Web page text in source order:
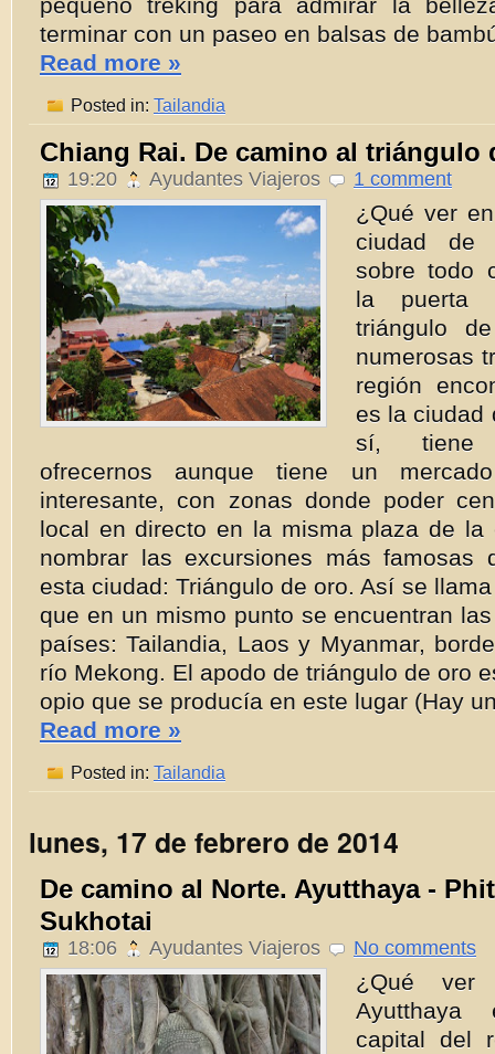
terminar con un paseo en balsas de
Read more »
Posted in: Tailandia
Chiang Rai. De camino al triángulo
19:20 Ayudantes Viajeros 1 comment
¿Qué ver
ciudad de
sobre todo
la puerta
triángulo
numerosas
región
es la ciudad
sí, tiene
ofrecernos aunque tiene un
interesante, con zonas donde poder
local en directo en la misma plaza de la
nombrar las excursiones más famosas
esta ciudad: Triángulo de oro. Así se
que en un mismo punto se encuentran
países: Tailandia, Laos y Myanmar,
río Mekong. El apodo de triángulo de oro
opio que se producía en este lugar (Hay
Read more »
Posted in: Tailandia
lunes, 17 de febrero de 2014
De camino al Norte. Ayutthaya -
Sukhotai
18:06 Ayudantes Viajeros No comments
¿Qué ver
capital del